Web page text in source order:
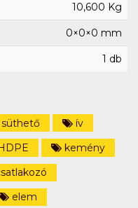
10,600 Kg
0×0×0 mm
1 db
süthető
ív
kemény
elem